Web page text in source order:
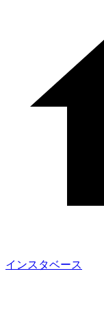
インスタベース